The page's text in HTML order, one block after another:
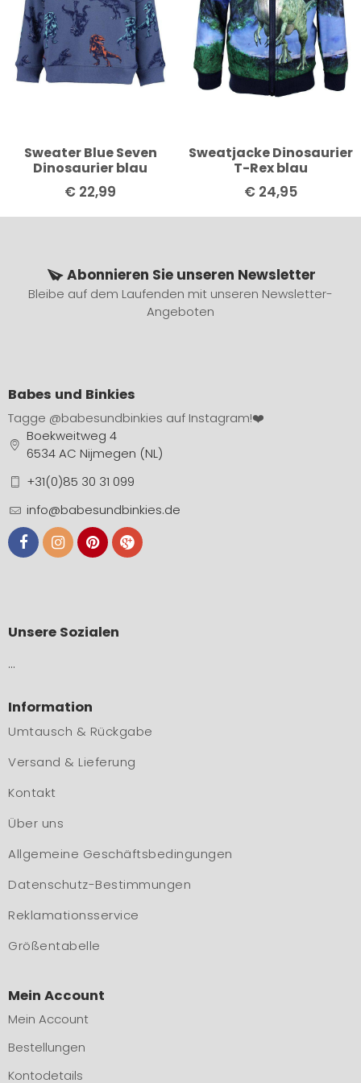
Sweater Blue Seven
Dinosaurier blau
€ 22,99
Sweatjacke Dinosaurier
T-Rex blau
€ 24,95
Abonnieren Sie unseren Newsletter
Bleibe auf dem Laufenden mit unseren Newsletter-
Angeboten
Babes und Binkies
Tagge @babesundbinkies auf Instagram!❤️
Boekweitweg 4
6534 AC Nijmegen (NL)
+31(0)85 30 31 099
info@babesundbinkies.de
Unsere Sozialen
…
Information
Umtausch & Rückgabe
Versand & Lieferung
Kontakt
Über uns
Allgemeine Geschäftsbedingungen
Datenschutz-Bestimmungen
Reklamationsservice
Größentabelle
Mein Account
Mein Account
Bestellungen
Kontodetails